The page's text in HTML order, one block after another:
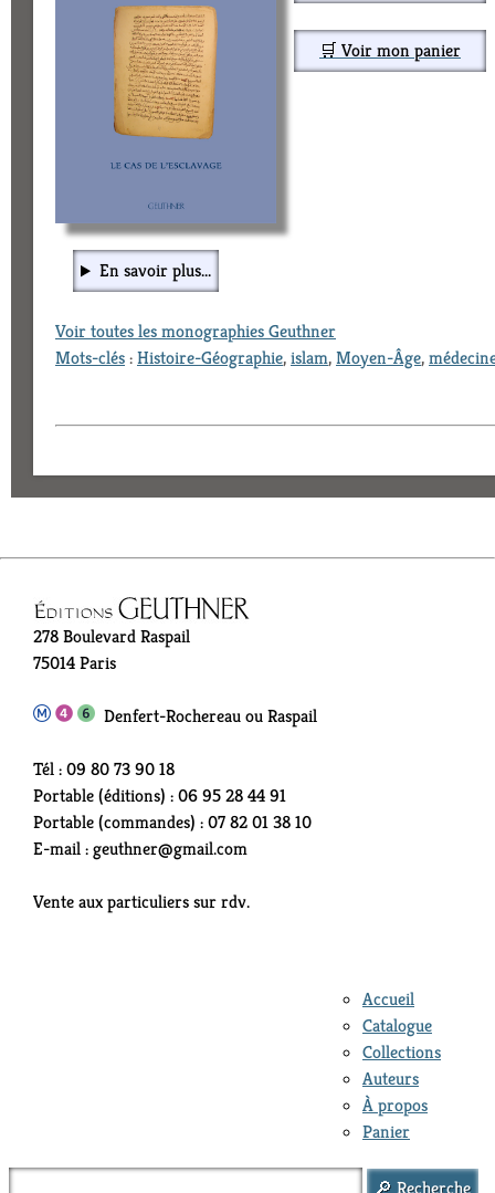
🛒 Voir mon panier
En savoir plus...
Voir toutes les monographies Geuthner
Mots-clés:Histoire-Géographie,islam,Moyen-Âge,
278 Boulevard Raspail
75014 Paris
Denfert-Rochereau ou Raspail
Tél : 09 80 73 90 18
Portable (éditions) : 06 95 28 44 91
Portable (commandes) : 07 82 01 38 10
E-mail : geuthner@gmail.com
Vente aux particuliers sur rdv.
Accueil
Catalogue
Collections
Auteurs
À propos
Panier